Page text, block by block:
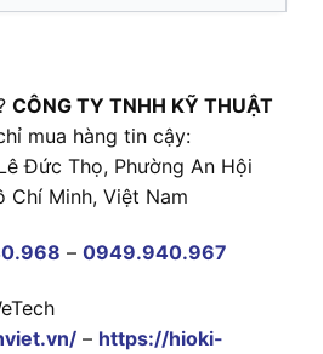
CÔNG TY TNHH KỸ THUẬT
mua hàng tin cậy:
Đức Thọ, Phường An Hội
Chí Minh, Việt Nam
– 0949.940.967
– https://hioki-